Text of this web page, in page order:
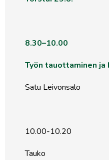
8.30–10.00
Työn tauottaminen
Satu Leivonsalo
10.00-10.20
Tauko